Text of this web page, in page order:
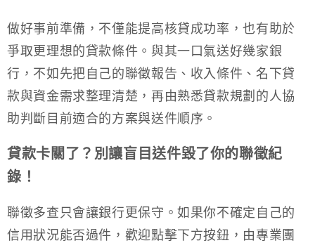
做好事前準備，不僅能提高核貸成功率，也有助於
爭取更理想的貸款條件。與其一口氣送好幾家銀
行，不如先把自己的聯徵報告、收入條件、名下貸
款與資金需求整理清楚，再由熟悉貸款規劃的人協
助判斷目前適合的方案與送件順序。
貸款卡關了？別讓盲目送件毀了你的聯徵紀
錄！
聯徵多查只會讓銀行更保守。如果你不確定自己的
信用狀況能否過件，歡迎點擊下方按鈕，由專業團